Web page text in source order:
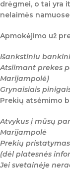
drėgmei, o tai yra
nelaimės
Apmokėjimo už
Išankstiniu
Atsiimant prekes
Marijampolė)
Grynaisiais
Prekių atsėmimo
Atvykus į mūsų
Marijampolė
Prekių
(dėl platesnės
Jei svetainėje